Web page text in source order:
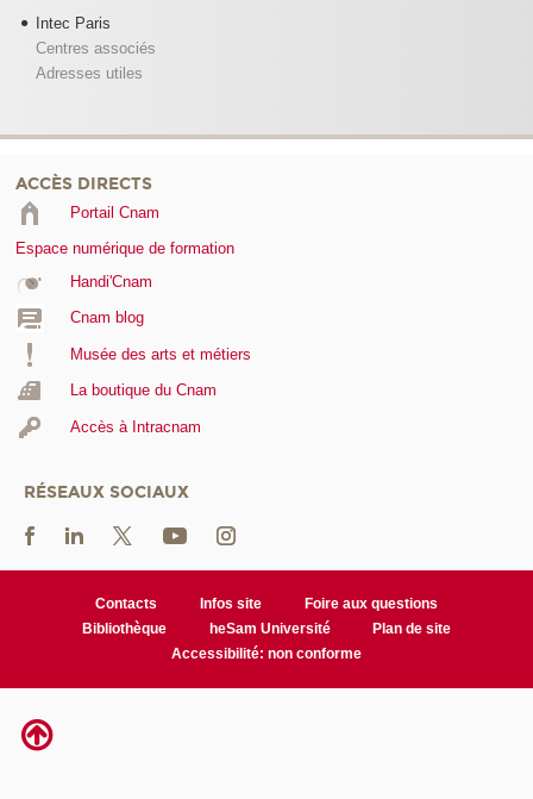
Intec Paris
Centres associés
Adresses utiles
ACCÈS DIRECTS
Portail Cnam
Espace numérique de formation
Handi'Cnam
Cnam blog
Musée des arts et métiers
La boutique du Cnam
Accès à Intracnam
RÉSEAUX SOCIAUX
Contacts Infos site
Foire aux questions
Bibliothèque
heSam Université
Plan de site
Accessibilité: non conforme